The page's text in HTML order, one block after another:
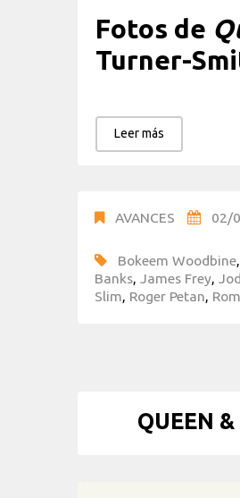
Fotos de
Turner-
Leer más
AVANCES 02/
Bokeem Woodbine,
Banks, James Frey,
Slim, Roger Petan,
QUEEN